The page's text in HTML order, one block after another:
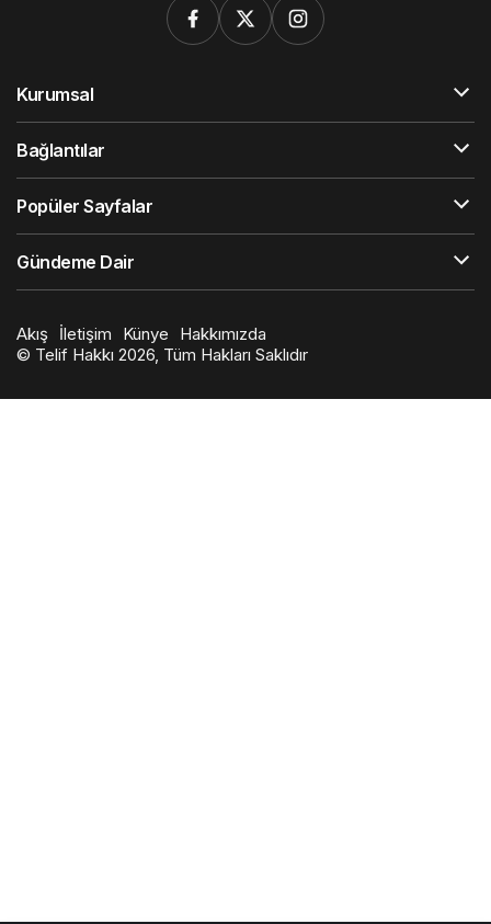
Kurumsal
Bağlantılar
Popüler Sayfalar
Gündeme Dair
Akış İletişim Künye
Hakkımızda
© Telif Hakkı 2026, Tüm Hakları Saklıdır